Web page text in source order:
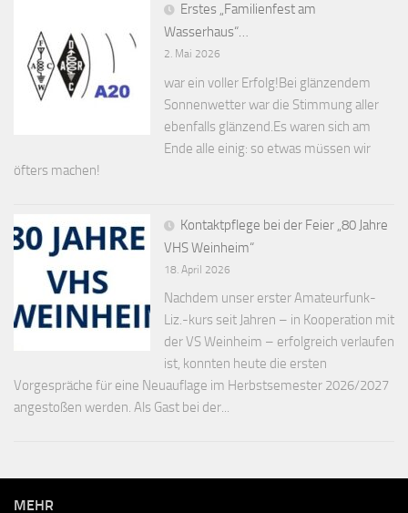
Erstes „Familienfest am
Wasserhaus“…
2. Mai 2026
war ein voller Erfolg!Bei glänzendem
Sonnenwetter war die Stimmung aller
ebenfalls glänzend.Es waren sich am
Ende alle einig: so etwas müssen wir
öfters machen!
Kontaktpflege bei der Feier „80 Jahre
VHS Weinheim“
18. April 2026
Nachdem unser erster Amateurfunk-
Liz.-kurs seit Jahren – in Kooperation mit
der VS Weinheim – erfolgreich verlaufen
ist, konnten heute die ersten
Vorgespräche für eine Neuauflage im Herbstsemester 2026/2027
angestoßen werden. Als Gast bei der...
MEHR